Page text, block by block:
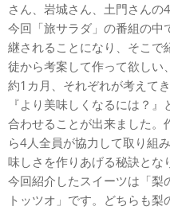
さん、岩城さん、土門さんの4
今回「旅サラダ」の番組の中
継されることになり、そこで
徒から考案して作って欲しい
約1カ月、それぞれが考えて
『より美味しくなるには？
合わせることが出来ました。
ら4人全員が協力して取り組
味しさを作りあげる秘訣とな
今回紹介したスイーツは「梨
トッツオ」です。どちらも